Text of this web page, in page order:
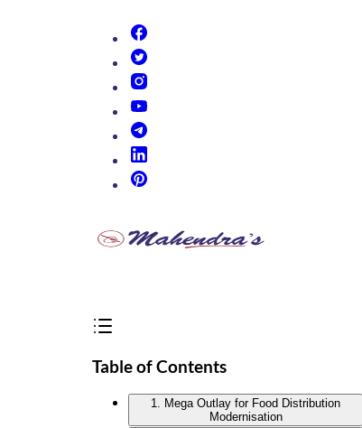
Table of Contents
1. Mega Outlay for Food Distribution
Modernisation